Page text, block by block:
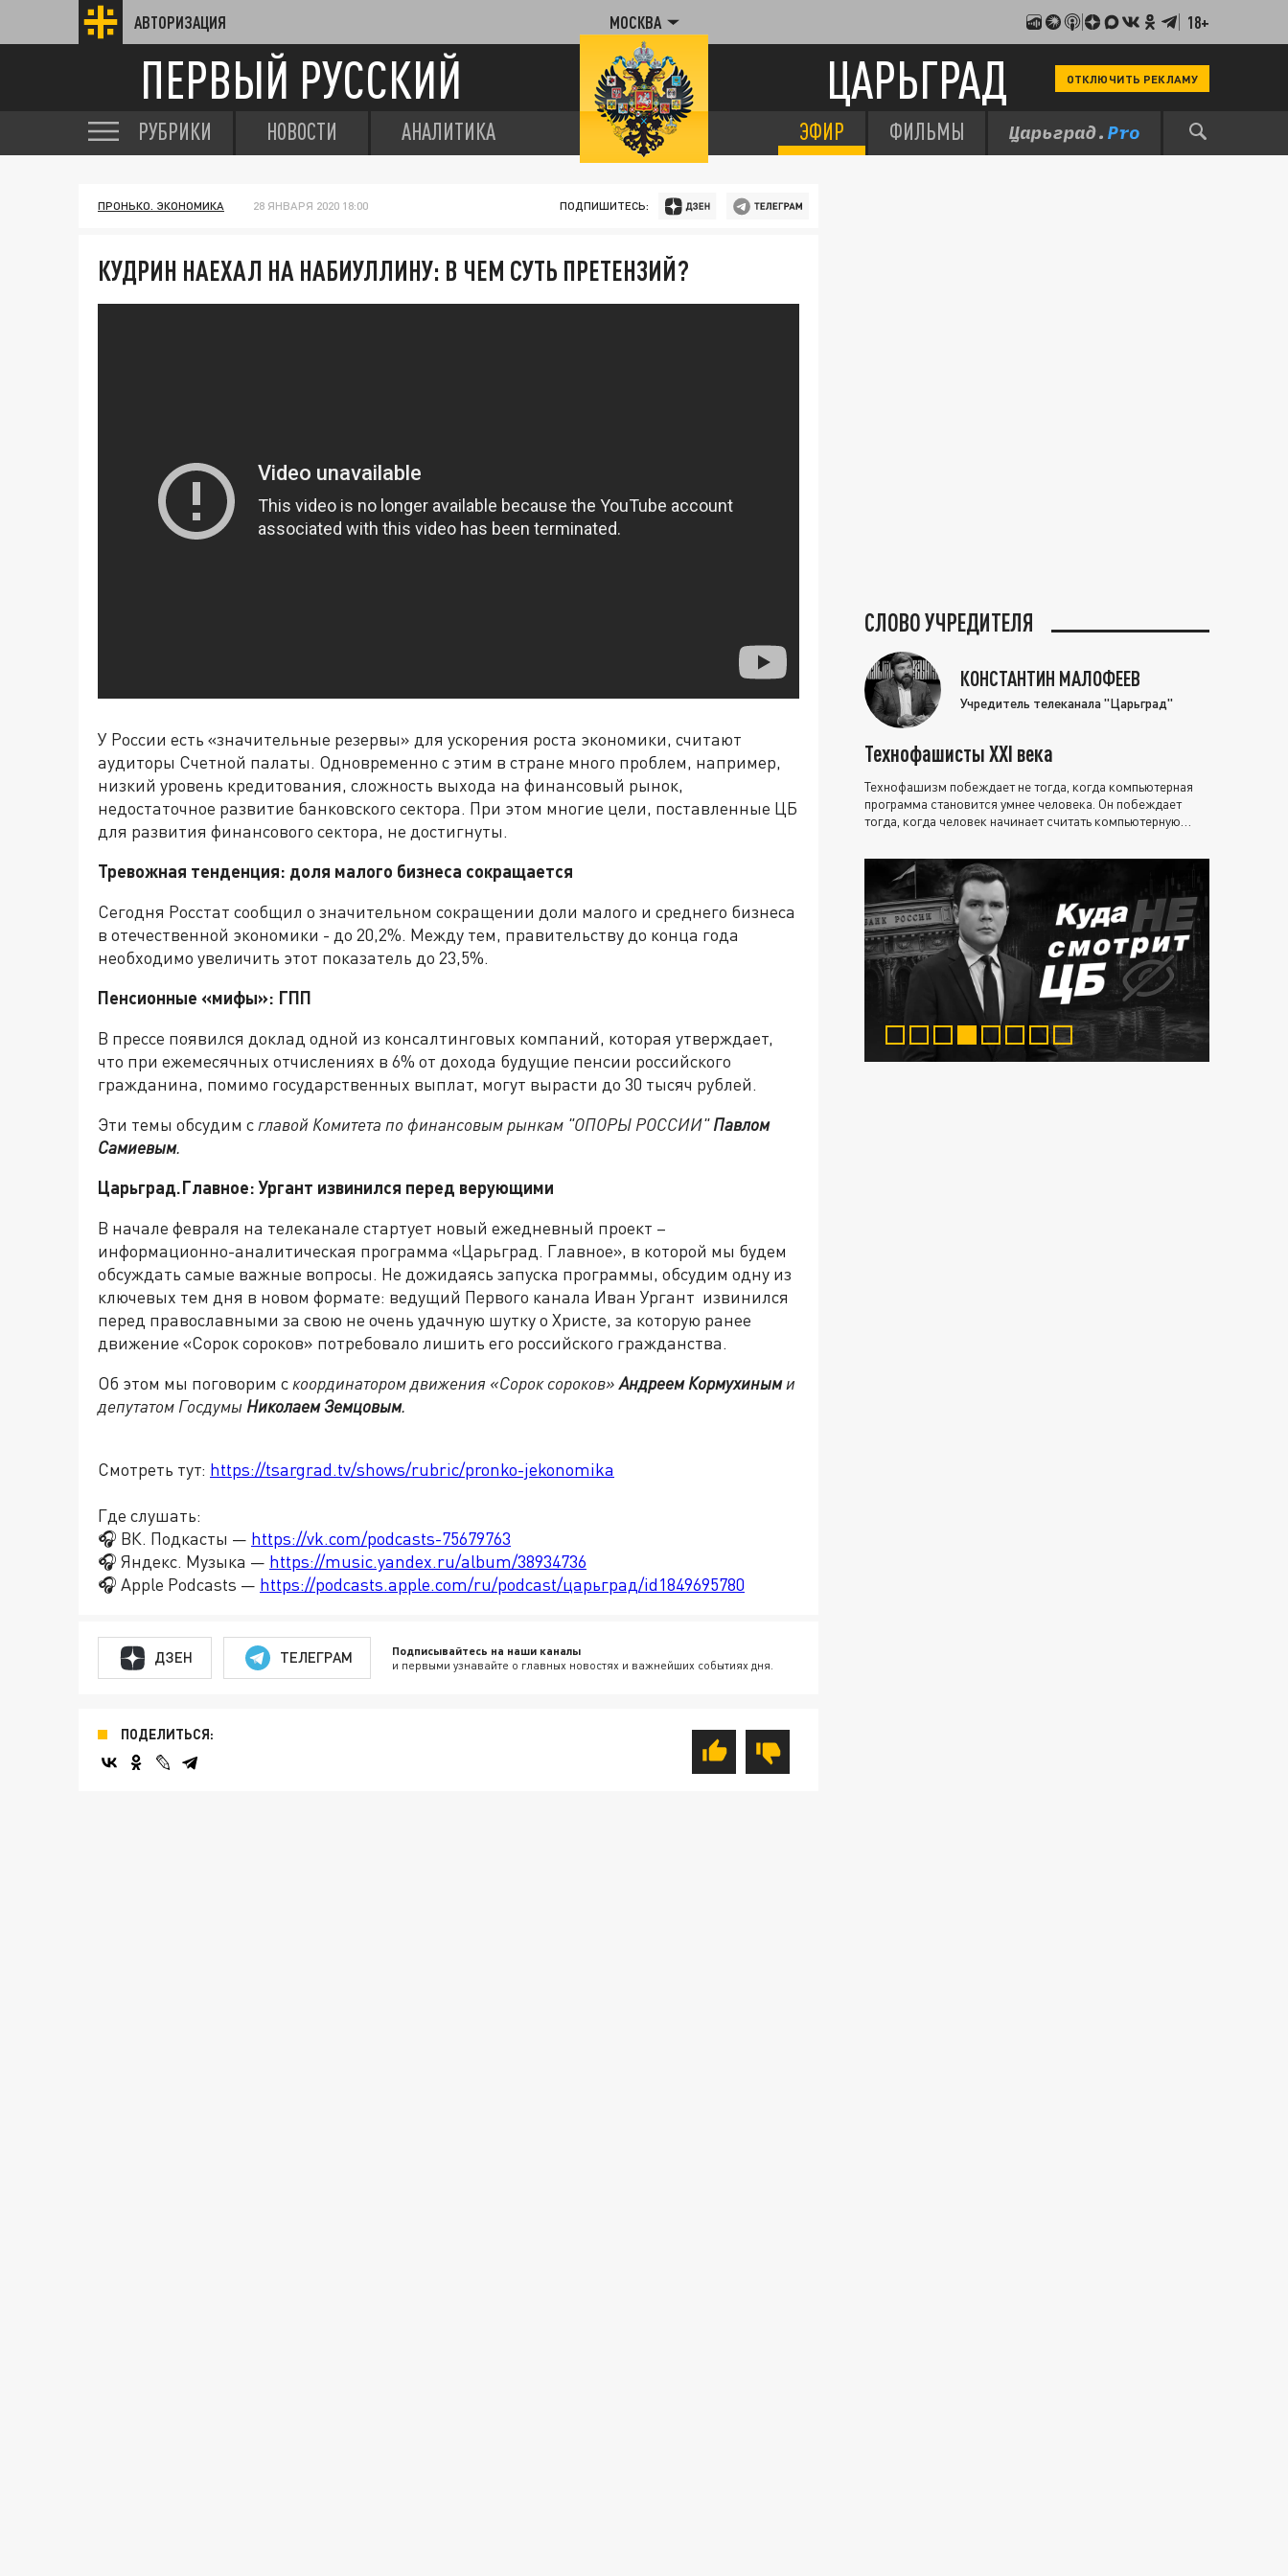
АВТОРИЗАЦИЯ МОСКВА 18+
ПЕРВЫЙ РУССКИЙ ЦАРЬГРАД ОТКЛЮЧИТЬ РЕКЛАМУ
РУБРИКИ НОВОСТИ АНАЛИТИКА ЭФИР ФИЛЬМЫ
ПРОНЬКО. ЭКОНОМИКА 28 ЯНВАРЯ 2020 18:00 ПОДПИШИТЕСЬ:
КУДРИН НАЕХАЛ НА НАБИУЛЛИНУ: В ЧЕМ СУТЬ ПРЕТЕНЗИЙ?
У России есть «значительные резервы» для ускорения роста экономики, считают
аудиторы Счетной палаты. Одновременно с этим в стране много проблем, например,
низкий уровень кредитования, сложность выхода на финансовый рынок,
недостаточное развитие банковского сектора. При этом многие цели, поставленные ЦБ
для развития финансового сектора, не достигнуты.
Тревожная тенденция: доля малого бизнеса сокращается
Сегодня Росстат сообщил о значительном сокращении доли малого и среднего бизнеса
в отечественной экономики - до 20,2%. Между тем, правительству до конца года
необходимо увеличить этот показатель до 23,5%.
Пенсионные «мифы»: ГПП
В прессе появился доклад одной из консалтинговых компаний, которая утверждает,
что при ежемесячных отчислениях в 6% от дохода будущие пенсии российского
гражданина, помимо государственных выплат, могут вырасти до 30 тысяч рублей.
Эти темы обсудим с главой Комитета по финансовым рынкам "ОПОРЫ РОССИИ"Павлом
Самиевым.
Царьград.Главное: Ургант извинился перед верующими
В начале февраля на телеканале стартует новый ежедневный проект –
информационно-аналитическая программа «Царьград. Главное», в которой мы будем
обсуждать самые важные вопросы. Не дожидаясь запуска программы, обсудим одну из
ключевых тем дня в новом формате: ведущий Первого канала Иван Ургант извинился
перед православными за свою не очень удачную шутку о Христе, за которую ранее
движение «Сорок сороков» потребовало лишить его российского гражданства.
Об этом мы поговорим с координатором движения «Сорок сороков»Андреем Кормухиными
депутатом Госдумы Николаем Земцовым.
Смотреть тут: https://tsargrad.tv/shows/rubric/pronko-jekonomika
Где слушать:
🎧 ВК. Подкасты — https://vk.com/podcasts-75679763
🎧 Яндекс. Музыка — https://music.yandex.ru/album/38934736
🎧 Apple Podcasts — https://podcasts.apple.com/ru/podcast/царьград/id1849695780
ДЗЕН ТЕЛЕГРАМ Подписывайтесь на наши каналы
и первыми узнавайте о главных новостях и важнейших событиях дня.
ПОДЕЛИТЬСЯ:
СЛОВО УЧРЕДИТЕЛЯ
КОНСТАНТИН МАЛОФЕЕВ
Учредитель телеканала "Царьград"
Технофашисты XXI века
Технофашизм побеждает не тогда, когда компьютерная
программа становится умнее человека. Он побеждает
тогда, когда человек начинает считать компьютерную